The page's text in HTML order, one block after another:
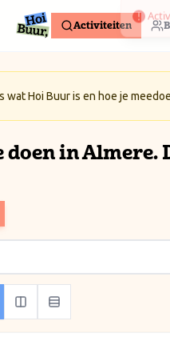
Activiteiten
wat Hoi Buur is en hoe je
doen in Almere.